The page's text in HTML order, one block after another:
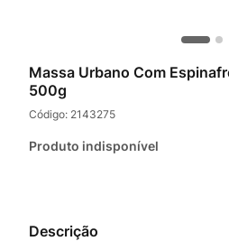
Massa Urbano Com
500g
Código: 2143275
Produto indisponível
Descrição